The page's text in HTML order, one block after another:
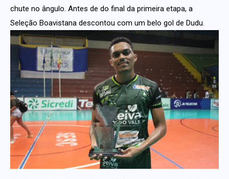
chute no ângulo. Antes de do final da primeira etapa, a
Seleção Boavistana descontou com um belo gol de Dudu.